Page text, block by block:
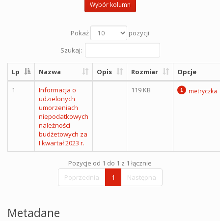
Wybór kolumn
Pokaż
pozycji
Szukaj:
Lp Nazwa Opis Rozmiar Opcje
1
Informacja o
udzielonych
umorzeniach
niepodatkowych
należności
budżetowych za
I kwartał 2023 r.
119 KB metryczka
Pozycje od 1 do 1 z 1 łącznie
Poprzednia
1 Następna
Metadane